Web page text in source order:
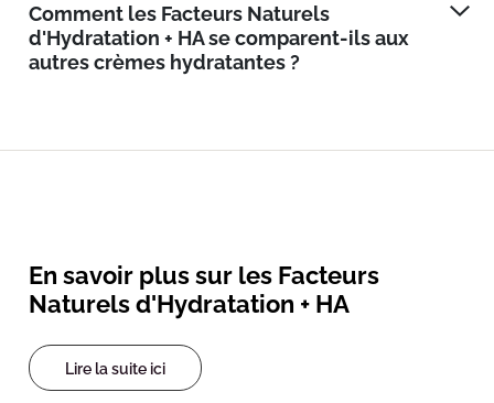
Comment les Facteurs Naturels
d'Hydratation + HA se comparent-ils aux
autres crèmes hydratantes ?
En savoir plus sur les Facteurs
Naturels d'Hydratation + HA
Lire la suite ici